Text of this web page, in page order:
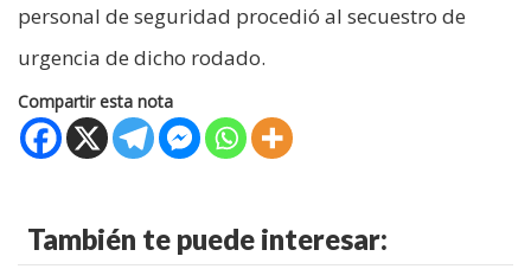
personal de seguridad procedió al secuestro de
urgencia de dicho rodado.
Compartir esta nota
También te puede interesar: